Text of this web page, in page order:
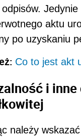
aktu
po uzyskaniu
Co to jest akt
i inne
należy